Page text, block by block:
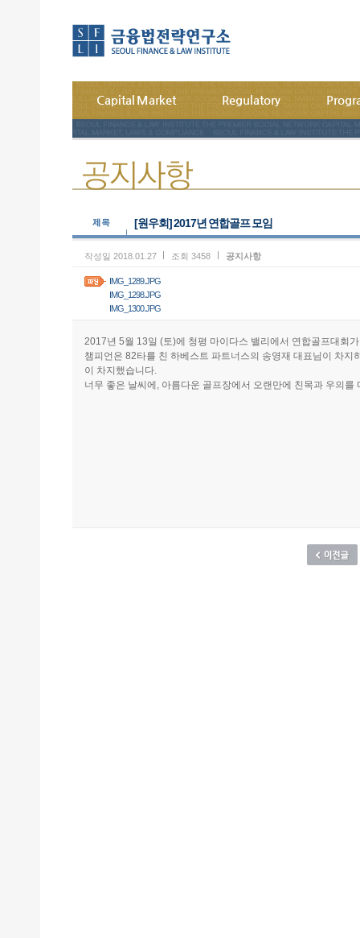
Capital Market Regulatory
[원우회]2017년 연합골프 모임
작성일 2018.01.27 조회 3458 공지사항
IMG_1289.JPG
IMG_1298.JPG
IMG_1300.JPG
2017년 5월 13일 (토)에 청평 마이다스 밸리에서 연합골프대회
챔피언은 82타를 친 하베스트 파트너스의 송영재 대표님이 차
이 차지했습니다.
너무 좋은 날씨에, 아름다운 골프장에서 오랜만에 친목과 우의